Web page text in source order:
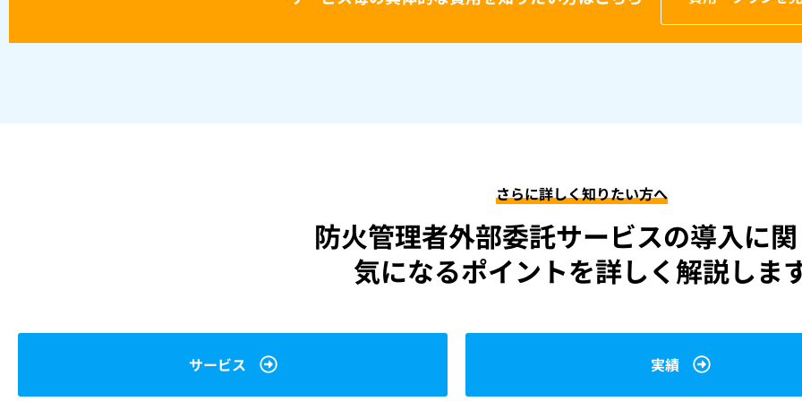
さらに詳しく知りたい方へ
防火管理者外部委託サービスの導入に
気になるポイントを詳しく解説しま
サービス 実績